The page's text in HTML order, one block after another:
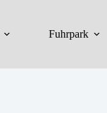
Fuhrpark